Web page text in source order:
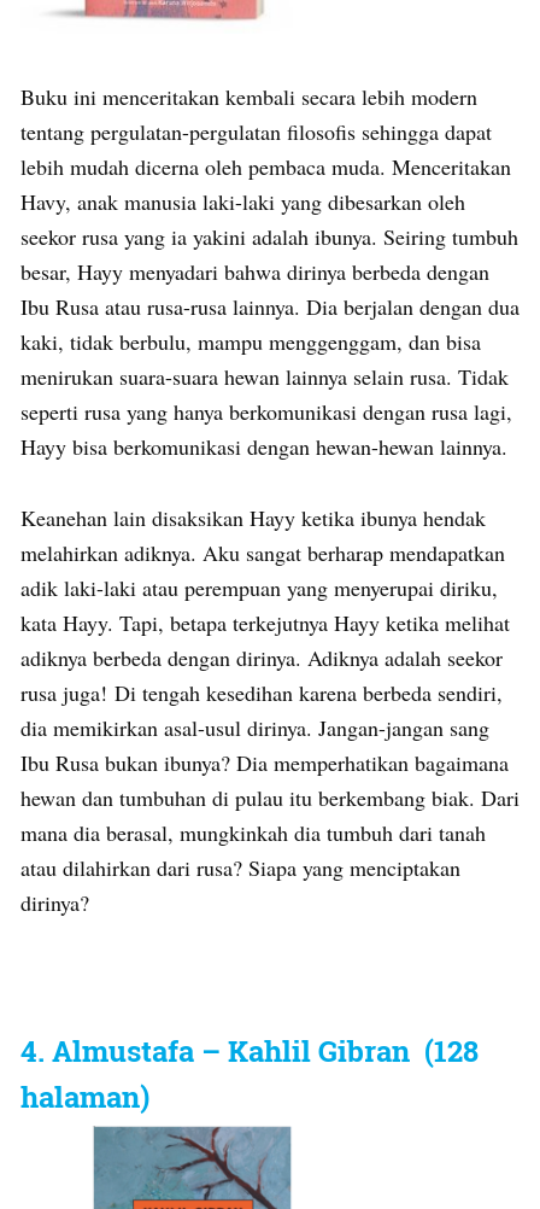
Buku ini menceritakan kembali secara lebih modern
tentang pergulatan-pergulatan filosofis sehingga dapat
lebih mudah dicerna oleh pembaca muda. Menceritakan
Havy, anak manusia laki-laki yang dibesarkan oleh
seekor rusa yang ia yakini adalah ibunya. Seiring tumbuh
besar, Hayy menyadari bahwa dirinya berbeda dengan
Ibu Rusa atau rusa-rusa lainnya. Dia berjalan dengan dua
kaki, tidak berbulu, mampu menggenggam, dan bisa
menirukan suara-suara hewan lainnya selain rusa. Tidak
seperti rusa yang hanya berkomunikasi dengan rusa lagi,
Hayy bisa berkomunikasi dengan hewan-hewan lainnya.
Keanehan lain disaksikan Hayy ketika ibunya hendak
melahirkan adiknya. Aku sangat berharap mendapatkan
adik laki-laki atau perempuan yang menyerupai diriku,
kata Hayy. Tapi, betapa terkejutnya Hayy ketika melihat
adiknya berbeda dengan dirinya. Adiknya adalah seekor
rusa juga! Di tengah kesedihan karena berbeda sendiri,
dia memikirkan asal-usul dirinya. Jangan-jangan sang
Ibu Rusa bukan ibunya? Dia memperhatikan bagaimana
hewan dan tumbuhan di pulau itu berkembang biak. Dari
mana dia berasal, mungkinkah dia tumbuh dari tanah
atau dilahirkan dari rusa? Siapa yang menciptakan
dirinya?
4. Almustafa – Kahlil Gibran (128
halaman)